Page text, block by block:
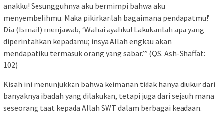
anakku! Sesungguhnya aku bermimpi bahwa aku
menyembelihmu. Maka pikirkanlah bagaimana pendapatmu!’
Dia (Ismail) menjawab, ‘Wahai ayahku! Lakukanlah apa yang
diperintahkan kepadamu; insya Allah engkau akan
mendapatiku termasuk orang yang sabar.’” (QS. Ash-Shaffat:
102)
Kisah ini menunjukkan bahwa keimanan tidak hanya diukur dari
banyaknya ibadah yang dilakukan, tetapi juga dari sejauh mana
seseorang taat kepada Allah SWT dalam berbagai keadaan.